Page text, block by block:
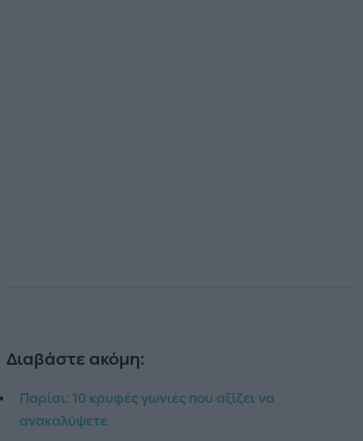
Διαβάστε ακόμη:
Παρίσι: 10 κρυφές γωνιές που αξίζει να
ανακαλύψετε